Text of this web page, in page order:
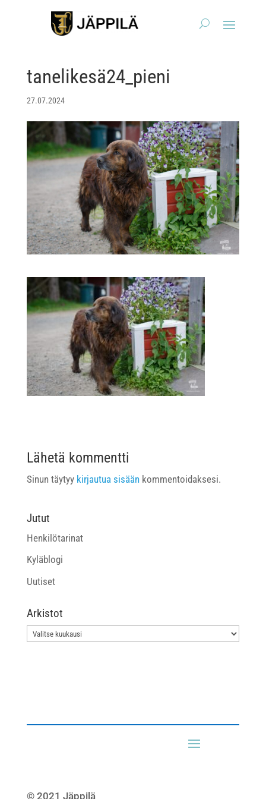
tanelikesä24_pieni
27.07.2024
Lähetä kommentti
Sinun täytyy kirjautua sisäänkommentoidaksesi.
Jutut
Henkilötarinat
Kyläblogi
Uutiset
Arkistot
Arkistot
© 2021 Jäppilä